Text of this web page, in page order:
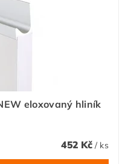
eloxovaný hliník
452 Kč / ks